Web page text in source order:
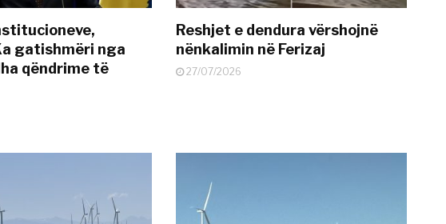
gatishmëri nga
qëndrime të
Reshjet e dendura vërshojnë
nënkalimin në Ferizaj
27/07/2026